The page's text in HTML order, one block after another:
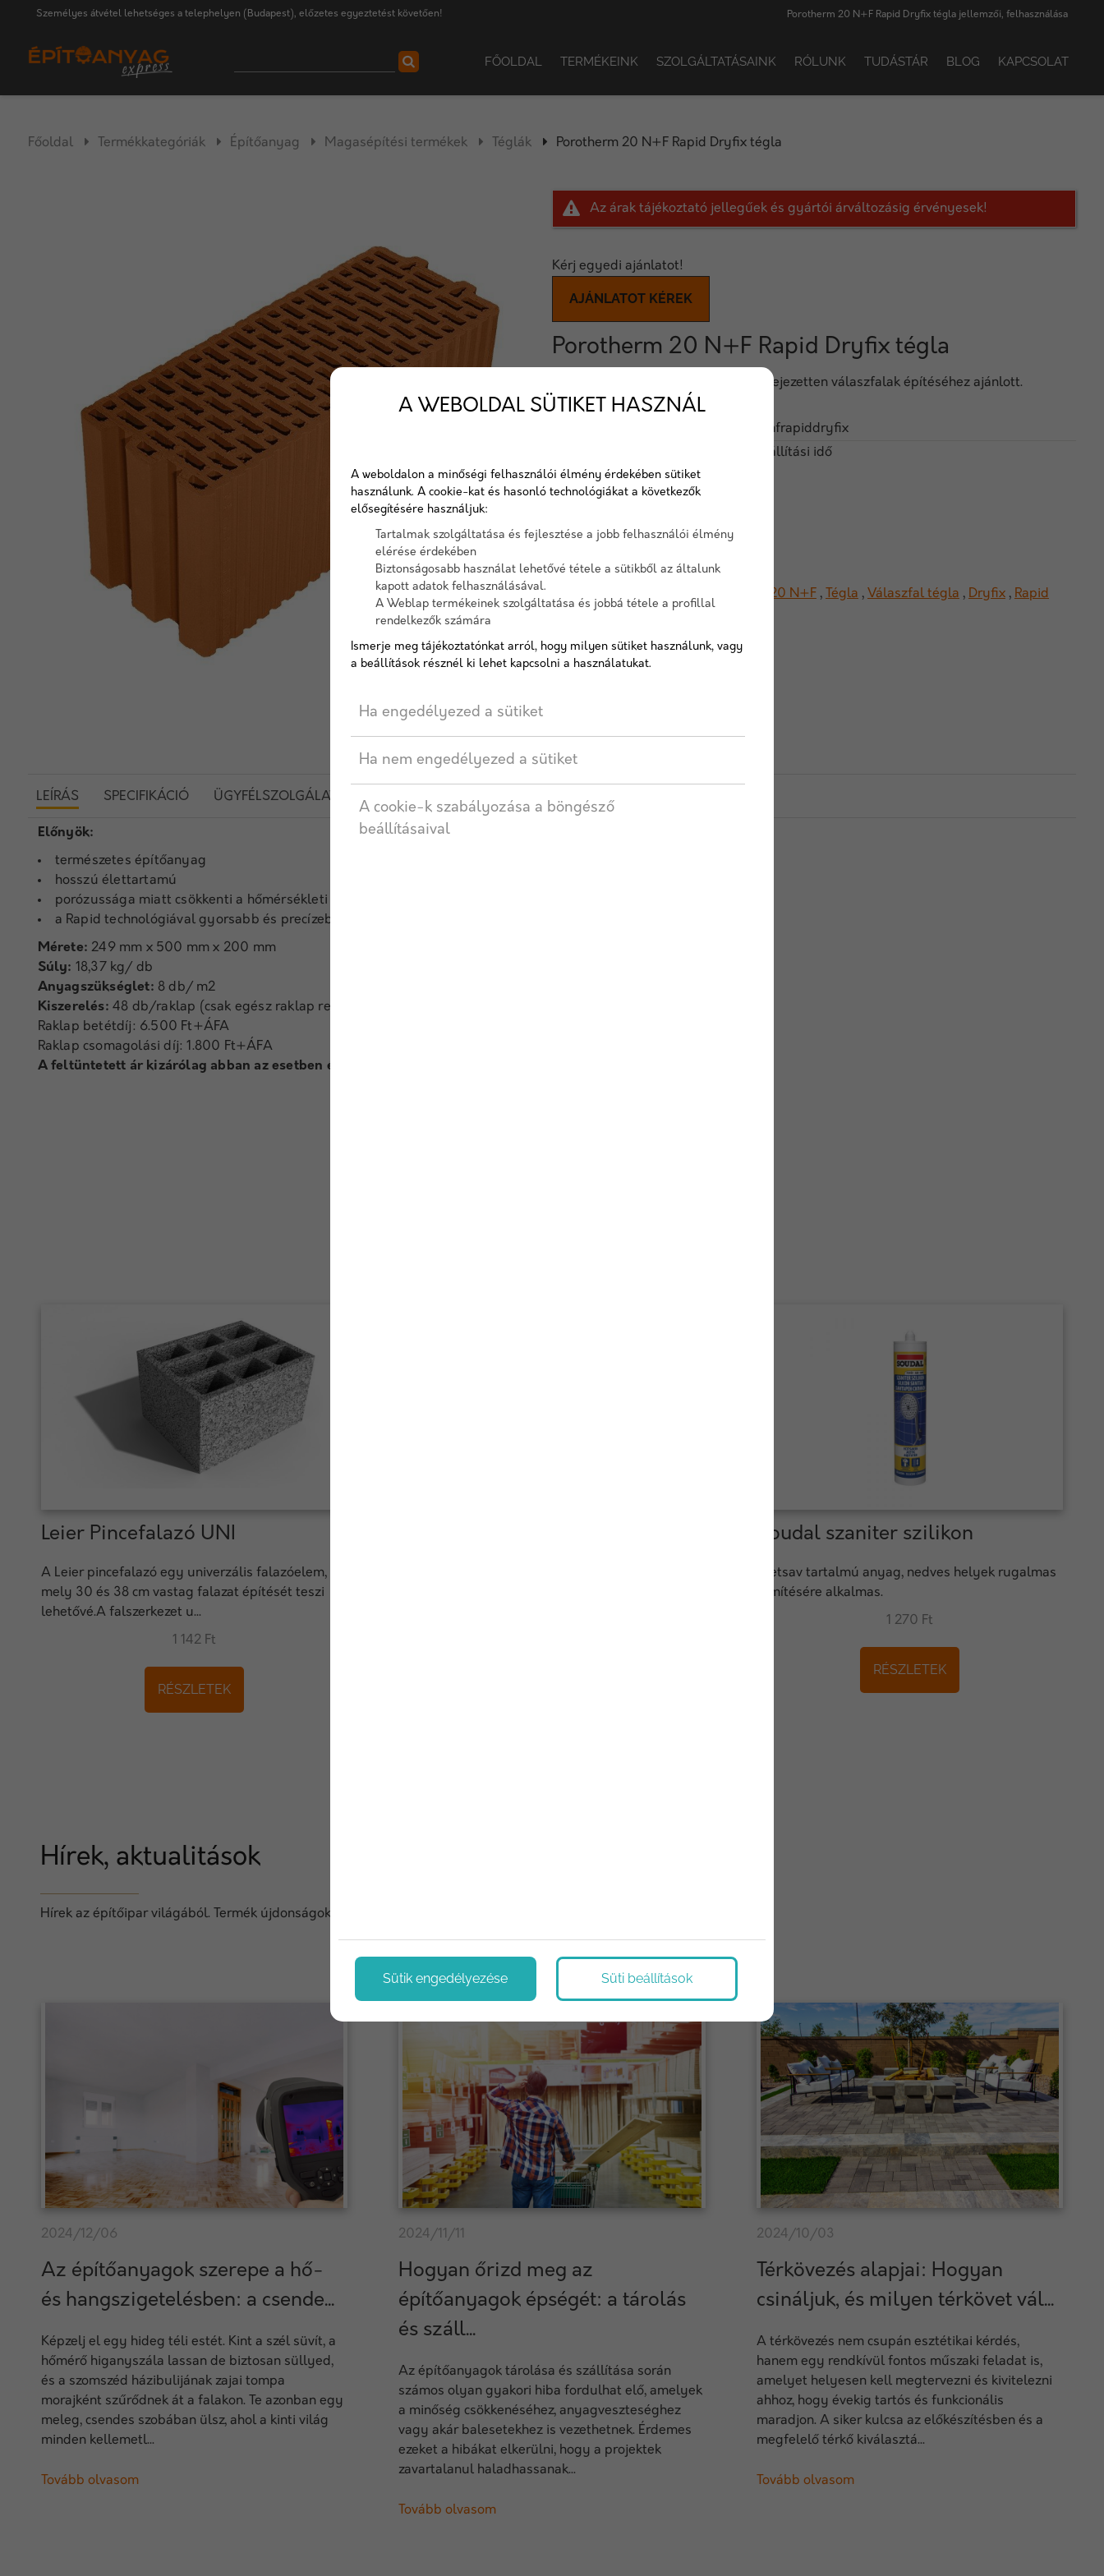
Személyes átvétel lehetséges a telephelyen (Budapest), előzetes egyeztetést követően! Porotherm 20 N+F Rapid Dryfix tégla jellemzői, felhasználása
FŐOLDAL TERMÉKEINK SZOLGÁLTATÁSAINK RÓLUNK TUDÁSTÁR BLOG KAPCSOLAT
Főoldal Termékkategóriák Építőanyag Magasépítési termékek Téglák Porotherm 20 N+F Rapid Dryfix tégla
Az árak tájékoztató jellegűek és gyártói árváltozásig érvényesek!
Kérj egyedi ajánlatot!
AJÁNLATOT KÉREK
Porotherm 20 N+F Rapid Dryfix tégla
20 cm-es nútféderes falazóelem, kifejezetten válaszfalak építéséhez ajánlott.
poropro20nfrapiddryfix
2-3 nap szállítási idő
AJÁNLATOT KÉREK
20 N+F , Tégla , Válaszfal tégla , Dryfix , Rapid
LEÍRÁS SPECIFIKÁCIÓ ÜGYFÉLSZOLGÁLAT SZÁLLÍTÁS
Előnyök:
természetes építőanyag
hosszú élettartamú
porózussága miatt csökkenti a hőmérsékleti ingadozásokat
a Rapid technológiával gyorsabb és precízebb a falazás
Mérete: 249 mm x 500 mm x 200 mm
Súly: 18,37 kg/ db
Anyagszükséglet: 8 db/ m2
Kiszerelés: 48 db/raklap (csak egész raklap rendelhető)
Raklap betétdíj: 6.500 Ft+ÁFA
Raklap csomagolási díj: 1.800 Ft+ÁFA
A feltüntetett ár kizárólag abban az esetben érvényes, ha min. 8 raklap Wienerberger terméket vásárol!
Leier Pincefalazó UNI
A Leier pincefalazó egy univerzális falazóelem,
mely 30 és 38 cm vastag falazat építését teszi
lehetővé.A falszerkezet u...
1 142 Ft
RÉSZLETEK
Soudal szaniter szilikon
Ecetsav tartalmú anyag, nedves helyek rugalmas
tömítésére alkalmas.
1 270 Ft
RÉSZLETEK
Hírek, aktualitások
Hírek az építőipar világából. Termék újdonságok, technológiák, újítások. Megoldások, tippek és trükkök.
2024/12/06
Az építőanyagok szerepe a hő-
és hangszigetelésben: a csende...
Képzelj el egy hideg téli estét. Kint a szél süvít, a
hőmérő higanyszála lassan de biztosan süllyed,
és a szomszéd házibulijának zajai tompa
morajként szűrődnek át a falakon. Te azonban egy
meleg, csendes szobában ülsz, ahol a kinti világ
minden kellemetl...
Tovább olvasom
2024/11/11
Hogyan őrizd meg az
építőanyagok épségét: a tárolás
és száll...
Az építőanyagok tárolása és szállítása során
számos olyan gyakori hiba fordulhat elő, amelyek
a minőség csökkenéséhez, anyagveszteséghez
vagy akár balesetekhez is vezethetnek. Érdemes
ezeket a hibákat elkerülni, hogy a projektek
zavartalanul haladhassanak...
Tovább olvasom
2024/10/03
Térkövezés alapjai: Hogyan
csináljuk, és milyen térkövet vál...
A térkövezés nem csupán esztétikai kérdés,
hanem egy rendkívül fontos műszaki feladat is,
amelyet helyesen kell megtervezni és kivitelezni
ahhoz, hogy évekig tartós és funkcionális
maradjon. A siker kulcsa az előkészítésben és a
megfelelő térkő kiválasztá...
Tovább olvasom
A WEBOLDAL SÜTIKET HASZNÁL
A weboldalon a minőségi felhasználói élmény érdekében sütiket
használunk. A cookie-kat és hasonló technológiákat a következők
elősegítésére használjuk:
Tartalmak szolgáltatása és fejlesztése a jobb felhasználói élmény
elérése érdekében
Biztonságosabb használat lehetővé tétele a sütikből az általunk
kapott adatok felhasználásával.
A Weblap termékeinek szolgáltatása és jobbá tétele a profillal
rendelkezők számára
Ismerje meg tájékoztatónkat arról, hogy milyen sütiket használunk, vagy
a beállítások résznél ki lehet kapcsolni a használatukat.
Ha engedélyezed a sütiket
Ha nem engedélyezed a sütiket
A cookie-k szabályozása a böngésző
beállításaival
Sütik engedélyezése Süti beállítások